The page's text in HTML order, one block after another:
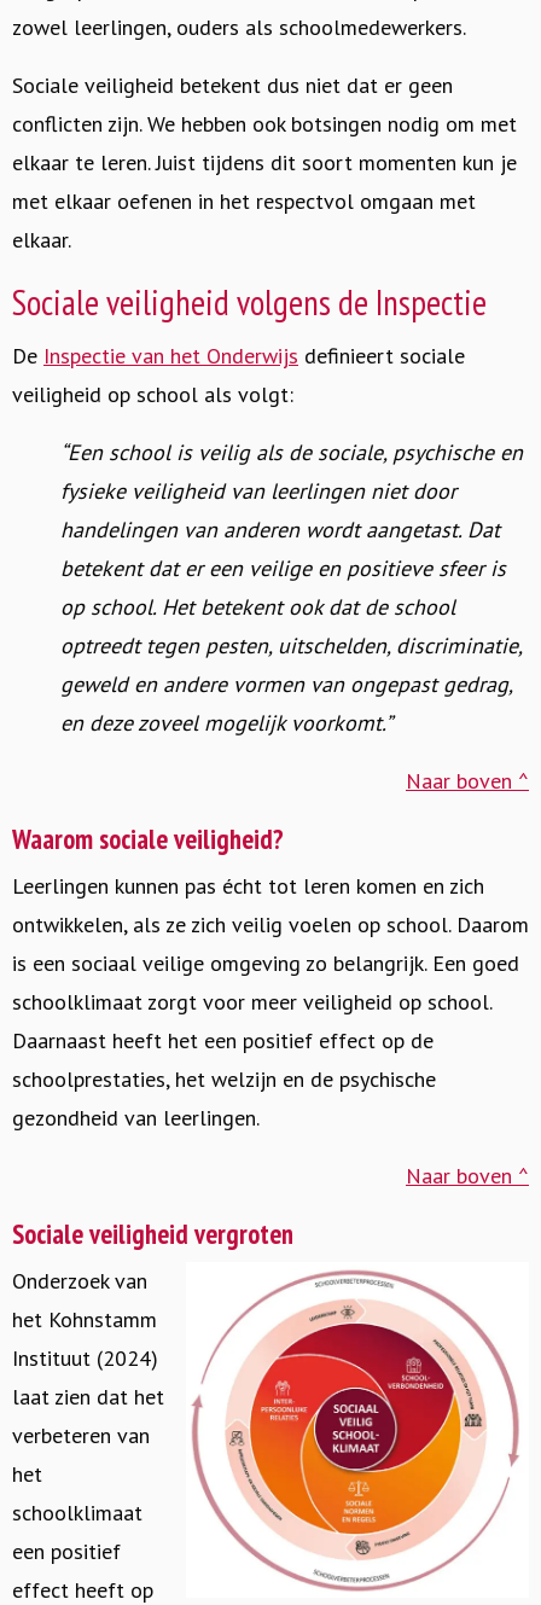
zowel leerlingen, ouders als schoolmedewerkers.
Sociale veiligheid betekent dus niet dat er geen
conflicten zijn. We hebben ook botsingen nodig om met
elkaar te leren. Juist tijdens dit soort momenten kun je
met elkaar oefenen in het respectvol omgaan met
elkaar.
Sociale veiligheid volgens de Inspectie
De Inspectie van het Onderwijs definieert sociale
veiligheid op school als volgt:
“Een school is veilig als de sociale, psychische en
fysieke veiligheid van leerlingen niet door
handelingen van anderen wordt aangetast. Dat
betekent dat er een veilige en positieve sfeer is
op school. Het betekent ook dat de school
optreedt tegen pesten, uitschelden, discriminatie,
geweld en andere vormen van ongepast gedrag,
en deze zoveel mogelijk voorkomt.”
Naar boven ^
Waarom sociale veiligheid?
Leerlingen kunnen pas écht tot leren komen en zich
ontwikkelen, als ze zich veilig voelen op school. Daarom
is een sociaal veilige omgeving zo belangrijk. Een goed
schoolklimaat zorgt voor meer veiligheid op school.
Daarnaast heeft het een positief effect op de
schoolprestaties, het welzijn en de psychische
gezondheid van leerlingen.
Naar boven ^
Sociale veiligheid vergroten
Onderzoek van
het Kohnstamm
Instituut (2024)
laat zien dat het
verbeteren van
het
schoolklimaat
een positief
effect heeft op